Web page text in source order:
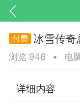
冰雪传奇
浏览 946 • 电
详细内容